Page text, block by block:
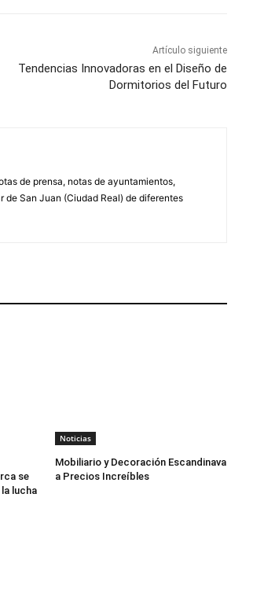
Artículo siguiente
Tendencias Innovadoras en el Diseño de
Dormitorios del Futuro
de prensa, notas de ayuntamientos,
San Juan (Ciudad Real) de diferentes
se
lucha
Noticias
Mobiliario y Decoración Escandinava
a Precios Increíbles